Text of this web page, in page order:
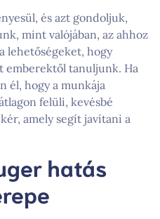
és azt gondoljuk,
mint valójában, az ahhoz
lehetőségeket, hogy
emberektől tanuljunk. Ha
él, hogy a munkája
felüli, kevésbé
amely segít javítani a
hatás